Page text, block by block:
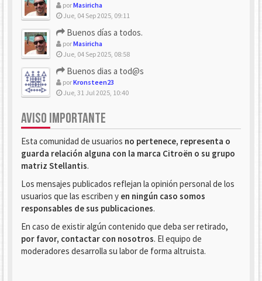
porMasiricha
Jue, 04 Sep 2025, 09:11
Buenos días a todos.
porMasiricha
Jue, 04 Sep 2025, 08:58
Buenos dias a tod@s
porKronsteen23
Jue, 31 Jul 2025, 10:40
AVISO IMPORTANTE
Esta comunidad de usuarios no pertenece, representa o
guarda relación alguna con la marca Citroën o su grupo
matriz Stellantis.
Los mensajes publicados reflejan la opinión personal de los
usuarios que las escriben y en ningún caso somos
responsables de sus publicaciones.
En caso de existir algún contenido que deba ser retirado,
por favor, contactar con nosotros. El equipo de
moderadores desarrolla su labor de forma altruista.